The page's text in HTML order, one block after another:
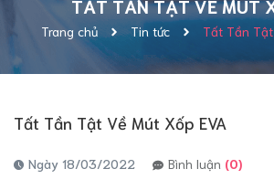
TẤT TẦN TẬT VỀ MÚT
Trang chủ Tin tức Tất Tần Tật
Tất Tần Tật Về Mút Xốp EVA
Ngày 18/03/2022 Bình luận (0)